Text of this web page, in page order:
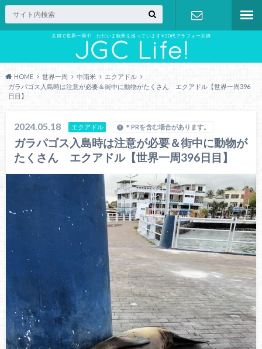
夫婦で世界一周中 ただいま欧州を巡っています✈︎30代アラフォー夫婦
お問い合わ
HOME 世界一周 中南米
エクアドル
ガラパゴス入島時は注意が必要＆街中に動物がたくさん エクアドル【世界一周396
日目】
2024.05.18 エクアドル ＊PRを含む場合があります。
ガラパゴス入島時は注意が必要＆街中に動物が
たくさん エクアドル【世界一周396日目】